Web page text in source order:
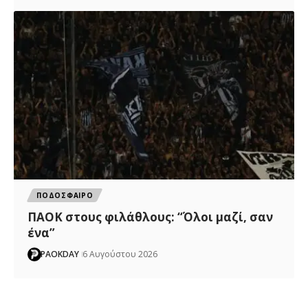
ΠΟΔΟΣΦΑΙΡΟ
ΠΑΟΚ στους φιλάθλους: “Όλοι μαζί, σαν
ένα”
PAOKDAY 6 Αυγούστου 2026